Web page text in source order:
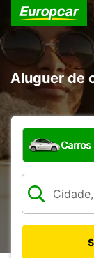
Aluguer de
Que tipo de
Carros